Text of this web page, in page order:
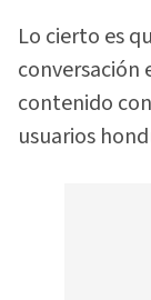
Lo cierto es
conversación
contenido
usuarios